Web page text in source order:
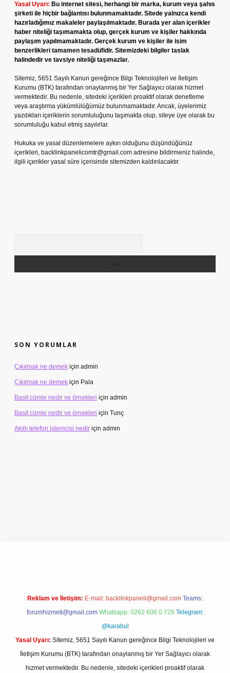
Yasal Uyarı: Bu internet sitesi, herhangi bir marka, kurum veya şahıs
şirketi ile hiçbir bağlantısı bulunmamaktadır. Sitede yalnızca kendi
hazırladığımız makaleler paylaşılmaktadır. Burada yer alan içerikler
haber niteliği taşımamakta olup, gerçek kurum ve kişiler hakkında
paylaşım yapılmamaktadır. Gerçek kurum ve kişiler ile isim
benzerlikleri tamamen tesadüfidir. Sitemizdeki bilgiler taslak
halindedir ve tavsiye niteliği taşımazlar.
Sitemiz, 5651 Sayılı Kanun gereğince Bilgi Teknolojileri ve İletişim
Kurumu (BTK) tarafından onaylanmış bir Yer Sağlayıcı olarak hizmet
vermektedir. Bu nedenle, sitedeki içerikleri proaktif olarak denetleme
veya araştırma yükümlülüğümüz bulunmamaktadır. Ancak, üyelerimiz
yazdıkları içeriklerin sorumluluğunu taşımakta olup, siteye üye olarak bu
sorumluluğu kabul etmiş sayılırlar.
Hukuka ve yasal düzenlemelere aykırı olduğunu düşündüğünüz
içerikleri, backlinkpanelicomtr@gmail.com adresine bildirmeniz halinde,
ilgili içerikler yasal süre içerisinde sitemizden kaldırılacaktır.
SON YORUMLAR
Çıkılmak ne demek için admin
Çıkılmak ne demek için Pala
Basit cümle nedir ve örnekleri için admin
Basit cümle nedir ve örnekleri için Tunç
Akıllı telefon işlemcisi nedir için admin
Reklam ve İletişim: E-mail: backlinkpaneli@gmail.com Teams:
forumhizmeti@gmail.com Whatsapp: 0262 606 0 726 Telegram:
@karabul
Yasal Uyarı: Sitemiz, 5651 Sayılı Kanun gereğince Bilgi Teknolojileri ve
İletişim Kurumu (BTK) tarafından onaylanmış bir Yer Sağlayıcı olarak
hizmet vermektedir. Bu nedenle, sitedeki içerikleri proaktif olarak